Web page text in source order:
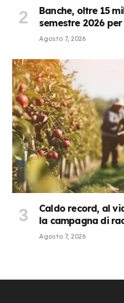
Banche, oltre 15
semestre 2026 per
Agosto 7, 2026
Caldo record, al
la campagna di
Agosto 7, 2026